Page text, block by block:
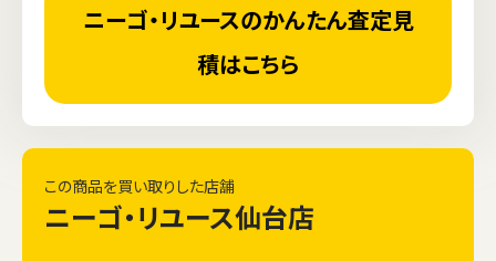
ニーゴ・リユースのかんたん査定見
積はこちら
この商品を買い取りした店舗
ニーゴ・リユース仙台店